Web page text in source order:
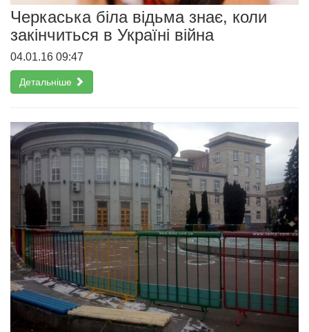
Черкаська біла відьма знає, коли
закінчиться в Україні війна
04.01.16 09:47
Детальніше